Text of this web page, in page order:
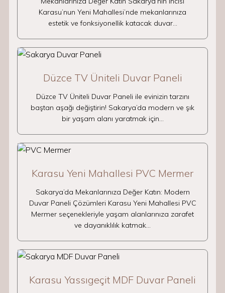
Karasu’nun Yeni Mahallesi’nde mekanlarınıza
estetik ve fonksiyonellik katacak duvar…
Düzce TV Üniteli Duvar Paneli
Düzce TV Üniteli Duvar Paneli ile evinizin tarzını
baştan aşağı değiştirin! Sakarya’da modern ve şık
bir yaşam alanı yaratmak için…
Karasu Yeni Mahallesi PVC Mermer
Sakarya’da Mekanlarınıza Değer Katın: Modern
Duvar Paneli Çözümleri Karasu Yeni Mahallesi PVC
Mermer seçenekleriyle yaşam alanlarınıza zarafet
ve dayanıklılık katmak…
Karasu Yassıgeçit MDF Duvar Paneli